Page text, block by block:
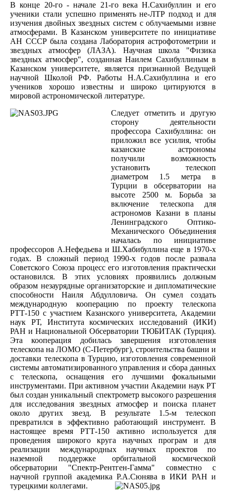
В конце 20-го - начале 21-го века Н.Сахибуллин и его
ученики стали успешно применять не-ЛТР подход и для
изучения двойных звездных систем с облучаемыми извне
атмосферами. В Казанском университете по инициативе
АН СССР была создана Лаборатория астрофотометрии и
звездных атмосфер (ЛАЗА). Научная школа "Физика
звездных атмосфер", созданная Наилем Сахибуллиным в
Казанском университете, является признанной Ведущей
научной Школой РФ. Работы Н.А.Сахибуллина и его
учеников хорошо известны и широко цитируются в
мировой астрономической литературе.
Следует отметить и другую
сторону деятельности
профессора Сахибуллина: он
приложил все усилия, чтобы
казанские астрономы
получили возможность
установить телескоп
диаметром 1.5 метра в
Турции в обсерватории на
высоте 2500 м. Борьба за
включение телескопа для
астрономов Казани в планы
Ленинградского Оптико-
Механического Объединения
началась по инициативе
профессоров А.Нефедьева и Ш.Хабибуллина еще в 1970-х
годах. В сложный период 1990-х годов после развала
Советского Союза процесс его изготовления практически
остановился. В этих условиях проявились должным
образом незаурядные организаторские и дипломатические
способности Наиля Абдулловича. Он сумел создать
международную кооперацию по проекту телескопа
РТТ-150 с участием Казанского университета, Академии
наук РТ, Института космических исследований (ИКИ)
РАН и Национальной Обсерватории ТЮБИТАК (Турция).
Эта кооперация добилась завершения изготовления
телескопа на ЛОМО (С-Петербург), строительства башни и
доставки телескопа в Турцию, изготовления современной
системы автоматизированного управления и сбора данных
с телескопа, оснащения его лучшими фокальными
инструментами. При активном участии Академии наук РТ
был создан уникальный спектрометр высокого разрешения
для исследования звездных атмосфер и поиска планет
около других звезд. В результате 1.5-м телескоп
превратился в эффективно работающий инструмент. В
настоящее время РТТ-150 активно используется для
проведения широкого круга научных програм и для
реализации международных научных проектов по
наземной поддержке орбитальной космической
обсерватории "Спектр-Рентген-Гамма" совместно с
научной группой академика Р.А.Сюнява в ИКИ РАН и
турецкими коллегами.